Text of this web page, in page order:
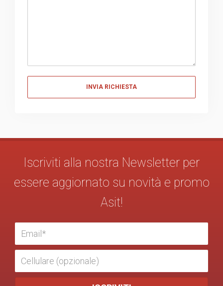
Iscriviti alla nostra Newsletter per
essere aggiornato su novità e promo
Asit!